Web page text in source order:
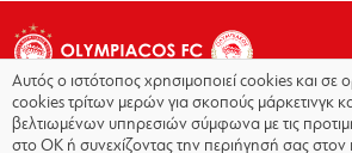
Αυτός ο ιστότοπος χρησιμοποιεί cookies και σε
cookies τρίτων μερών για σκοπούς μάρκετινγκ
βελτιωμένων υπηρεσιών σύμφωνα με τις
στο OK ή συνεχίζοντας την περιήγησή σας στον